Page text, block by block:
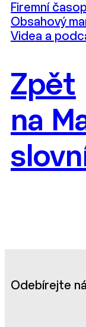
Firemní
Obsahový
Videa a
Zpět
na
Odebírejte